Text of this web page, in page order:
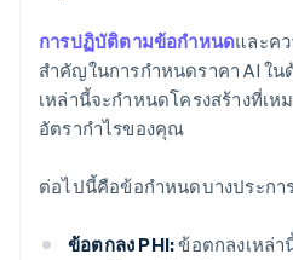
การปฏิบัติตามข้อกำหนดและค
สำคัญในการกำหนดราคา AI ใ
เหล่านี้จะกำหนดโครงสร้างที่เ
อัตรากำไรของคุณ
ต่อไปนี้คือข้อกำหนดบางประกา
ข้อตกลง PHI:ข้อตกลงเหล่